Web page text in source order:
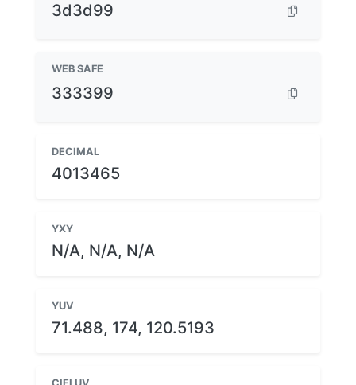
3d3d99
WEB SAFE
333399
DECIMAL
4013465
YXY
N/A, N/A, N/A
YUV
71.488, 174, 120.5193
CIELUV